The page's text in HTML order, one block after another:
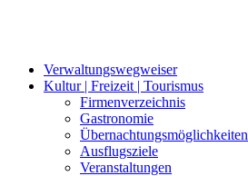
Verwaltungswegweiser
Kultur | Freizeit | Tourismus
Firmenverzeichnis
Gastronomie
Übernachtungsmöglichkeiten
Ausflugsziele
Veranstaltungen